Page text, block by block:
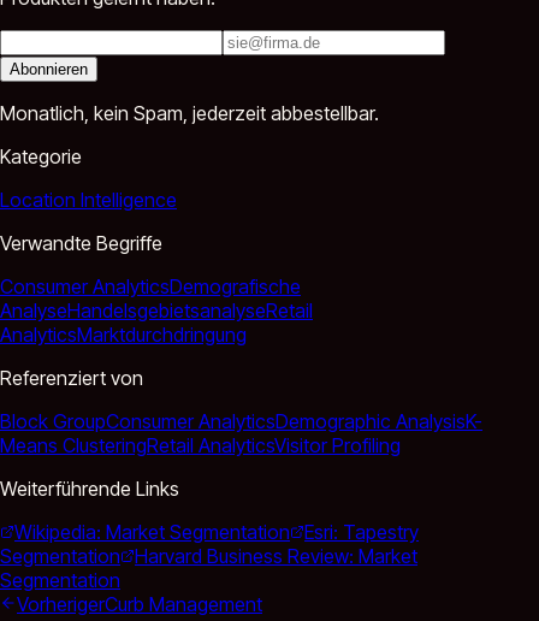
Abonnieren
Monatlich, kein Spam, jederzeit abbestellbar.
Kategorie
Location Intelligence
Verwandte Begriffe
Consumer AnalyticsDemografische
AnalyseHandelsgebietsanalyseRetail
AnalyticsMarktdurchdringung
Referenziert von
Block GroupConsumer AnalyticsDemographic AnalysisK-
Means ClusteringRetail AnalyticsVisitor Profiling
Weiterführende Links
Wikipedia: Market Segmentation
Esri: Tapestry
Segmentation
Harvard Business Review: Market
Segmentation
VorherigerCurb Management